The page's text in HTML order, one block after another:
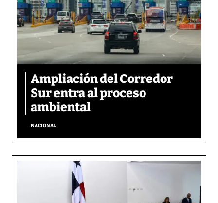
Ampliación del Corredor
Sur entra al proceso
ambiental
NACIONAL